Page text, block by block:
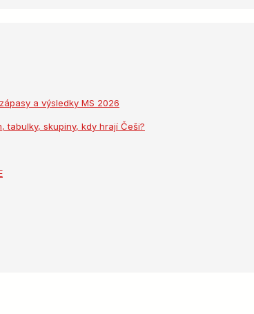
a výsledky MS 2026
tabulky, skupiny, kdy hrají Češi?